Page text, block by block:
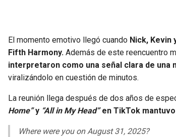
El momento emotivo llegó cuando Nick, Kevin
Fifth Harmony. Además de este reencuentro
interpretaron como una señal clara de una
viralizándolo en cuestión de minutos.
La reunión llega después de dos años de
Home”y “All in My Head”en TikTok
Where were you on August 31, 2025?